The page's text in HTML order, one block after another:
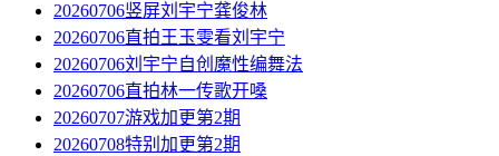
20260706竖屏刘宇宁龚俊林
20260706直拍王玉雯看刘宇宁
20260706刘宇宁自创魔性编舞法
20260706直拍林一传歌开嗓
20260707游戏加更第2期
20260708特别加更第2期